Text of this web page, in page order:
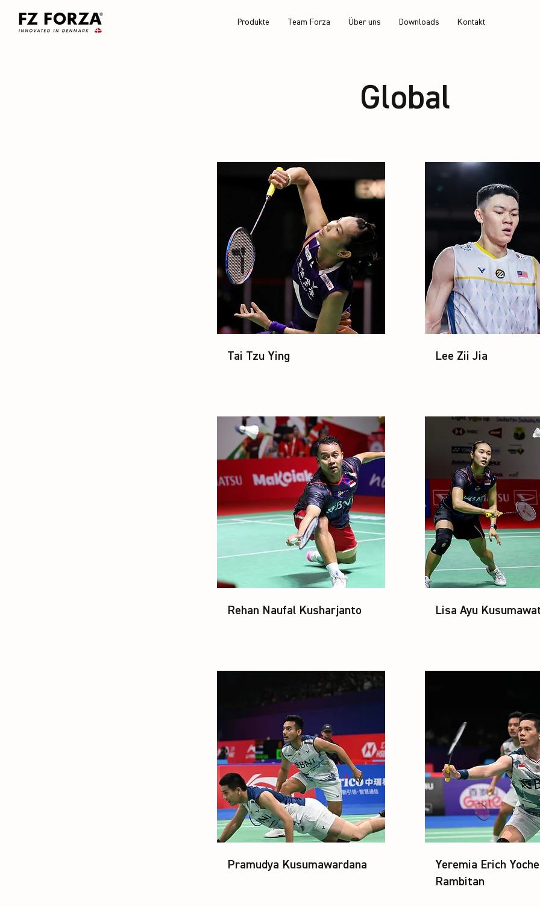
Produkte Team Forza Über uns Downloads Kontakt
Global
Tai Tzu Ying
Rehan Naufal Kusharjanto
Pramudya Kusumawardana
Lee Zii Jia
Lisa Ayu
Yeremia Erich
Rambitan